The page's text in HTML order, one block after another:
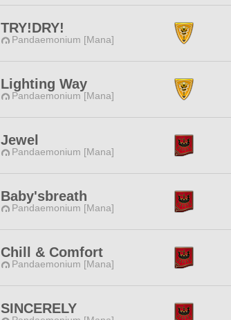
TRY!DRY!
Pandaemonium [Mana]
Lighting Way
Pandaemonium [Mana]
Jewel
Pandaemonium [Mana]
Baby'sbreath
Pandaemonium [Mana]
Chill & Comfort
Pandaemonium [Mana]
SINCERELY